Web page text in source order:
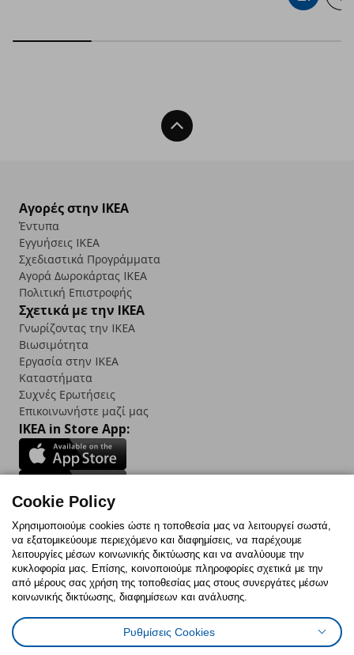
Back To Top
Αγορές στην IKEA
Έντυπα
Εγγυήσεις IKEA
Σχεδιαστικά Προγράμματα
Αγορά Δωρoκάρτας IKEA
Πολιτική Επιστροφής
Σχετικά με την IKEA
Γνωρίζοντας την IKEA
Βιωσιμότητα
Εργασία στην IKEA
Καταστήματα
Συχνές Ερωτήσεις
Επικοινωνήστε μαζί μας
IKEA in Store App:
Follow us:
FacebookInstagram
TikTokYoutubePinterestTwitter
Πολιτική CookiesΔήλωση ψηφιακής προσβασιμότητας
Έντυπο Επιστροφής / ΑκύρωσηςΡυθμίσεις cookiesΌροι Χρήσης
Cookie Policy
Χρησιμοποιούμε cookies ώστε η τοποθεσία μας να λειτουργεί σωστά,
να εξατομικεύουμε περιεχόμενο και διαφημίσεις, να παρέχουμε
λειτουργίες μέσων κοινωνικής δικτύωσης και να αναλύουμε την
κυκλοφορία μας. Επίσης, κοινοποιούμε πληροφορίες σχετικά με την
από μέρους σας χρήση της τοποθεσίας μας στους συνεργάτες μέσων
κοινωνικής δικτύωσης, διαφημίσεων και ανάλυσης.
Ρυθμίσεις Cookies